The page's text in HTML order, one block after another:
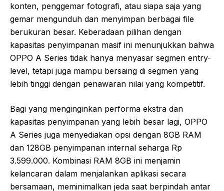
konten, penggemar fotografi, atau siapa saja yang
gemar mengunduh dan menyimpan berbagai file
berukuran besar. Keberadaan pilihan dengan
kapasitas penyimpanan masif ini menunjukkan bahwa
OPPO A Series tidak hanya menyasar segmen entry-
level, tetapi juga mampu bersaing di segmen yang
lebih tinggi dengan penawaran nilai yang kompetitif.
Bagi yang menginginkan performa ekstra dan
kapasitas penyimpanan yang lebih besar lagi, OPPO
A Series juga menyediakan opsi dengan 8GB RAM
dan 128GB penyimpanan internal seharga Rp
3.599.000. Kombinasi RAM 8GB ini menjamin
kelancaran dalam menjalankan aplikasi secara
bersamaan, meminimalkan jeda saat berpindah antar